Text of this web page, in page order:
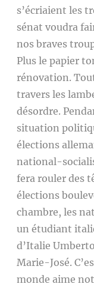
s’écriaient les
sénat voudra
nos braves
Plus le papier
rénovation.
travers les
désordre.
situation
élections
national-
fera rouler des
élections
chambre, les
un étudiant
d’Italie
Marie-José.
monde aime